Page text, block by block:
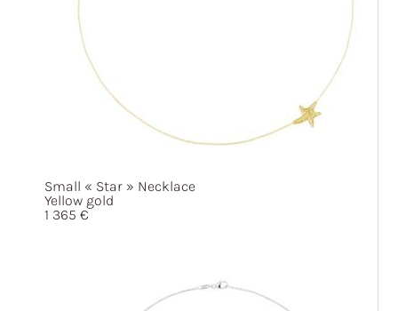
Small « Star » Necklace
Yellow gold
1 365 €